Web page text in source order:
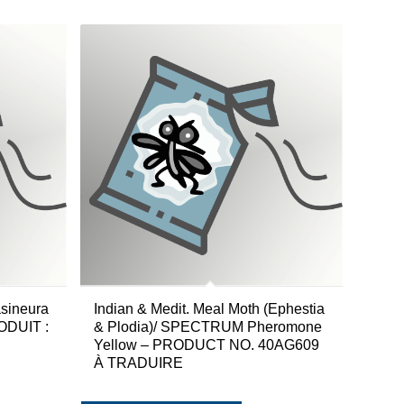
:
Indian & Medit. Meal Moth (Ephestia
& Plodia)/ SPECTRUM Pheromone
Yellow – PRODUCT NO. 40AG609
À TRADUIRE